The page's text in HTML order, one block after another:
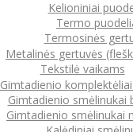
Kelioniniai
Termo
Termosinės
Metalinės gertuvės
Tekstilė vaikams
Gimtadienio
Gimtadienio smėlinukai
Gimtadienio smėlinukai